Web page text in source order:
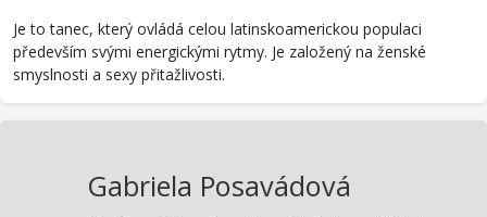
Je to tanec, který ovládá celou latinskoamerickou populaci
především svými energickými rytmy. Je založený na ženské
smyslnosti a sexy přitažlivosti.
Gabriela Posavádová